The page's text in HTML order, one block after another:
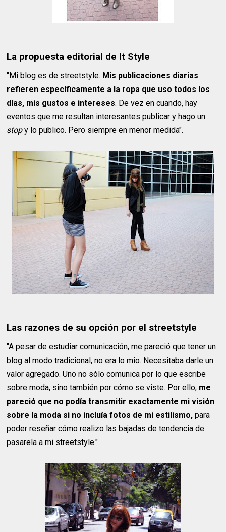
La propuesta editorial de It Style
"Mi blog es de streetstyle. Mis publicaciones diarias
refieren específicamente a la ropa que uso todos los
días, mis gustos e intereses. De vez en cuando, hay
eventos que me resultan interesantes publicar y hago un
stopy lo publico. Pero siempre en menor medida".
Las razones de su opción por el streetstyle
"A pesar de estudiar comunicación, me pareció que tener un
blog al modo tradicional, no era lo mio. Necesitaba darle un
valor agregado. Uno no sólo comunica por lo que escribe
sobre moda, sino también por cómo se viste. Por ello, me
pareció que no podía transmitir exactamente mi visión
sobre la moda si no incluía fotos de mi estilismo,para
poder reseñar cómo realizo las bajadas de tendencia de
pasarela a mi streetstyle."